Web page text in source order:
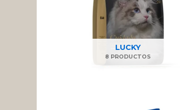
LUCKY
8 PRODUCTOS